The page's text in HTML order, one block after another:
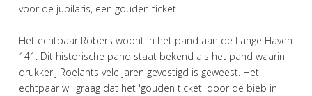
voor de jubilaris, een gouden ticket.
Het echtpaar Robers woont in het pand aan de Lange Haven
141. Dit historische pand staat bekend als het pand waarin
drukkerij Roelants vele jaren gevestigd is geweest. Het
echtpaar wil graag dat het 'gouden ticket' door de bieb in